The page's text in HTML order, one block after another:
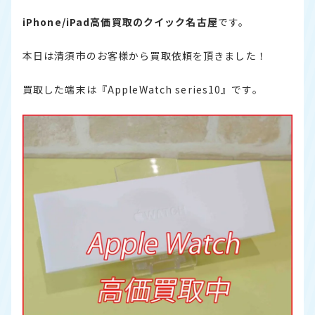
iPhone/iPad高価買取のクイック名古屋です。
本日は清須市のお客様から買取依頼を頂きました！
買取した端末は『AppleWatch series10』です。